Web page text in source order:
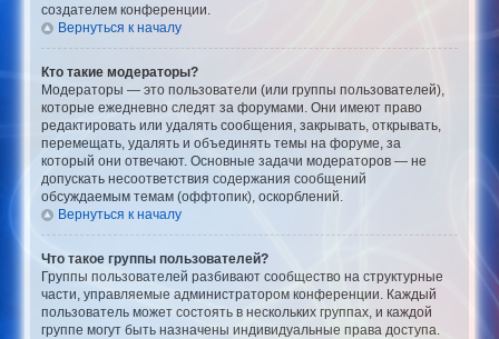
создателем конференции.
Вернуться к началу
Кто такие модераторы?
Модераторы — это пользователи (или группы пользователей),
которые ежедневно следят за форумами. Они имеют право
редактировать или удалять сообщения, закрывать, открывать,
перемещать, удалять и объединять темы на форуме, за
который они отвечают. Основные задачи модераторов — не
допускать несоответствия содержания сообщений
обсуждаемым темам (оффтопик), оскорблений.
Вернуться к началу
Что такое группы пользователей?
Группы пользователей разбивают сообщество на структурные
части, управляемые администратором конференции. Каждый
пользователь может состоять в нескольких группах, и каждой
группе могут быть назначены индивидуальные права доступа.